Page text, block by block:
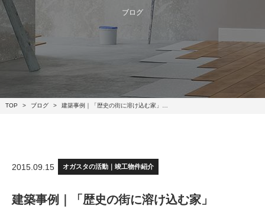
ブログ
TOP ブログ 建築事例｜「歴史の街に溶け込む家」…
2015.09.15 オガスタの活動｜竣工物件紹介
建築事例｜「歴史の街に溶け込む家」